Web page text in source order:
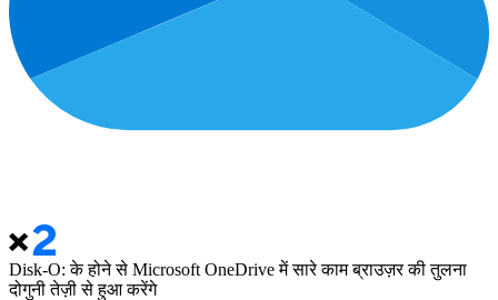
Disk-O: के होने से Microsoft OneDrive में सारे काम ब्राउज़र की तुलना
दोगुनी तेज़ी से हुआ करेंगे